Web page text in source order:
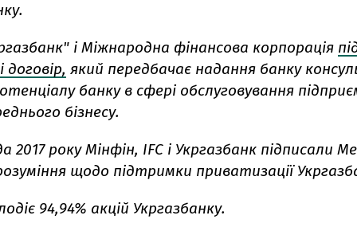
і Міжнародна фінансова корпорація
який передбачає надання банку
банку в сфері обслуговування
бізнесу.
2017 року Мінфін, IFC і ​​Укргазбанк підписали
щодо підтримки приватизації
94,94% акцій Укргазбанку.